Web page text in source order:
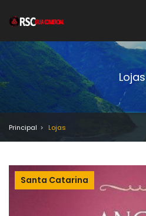
Lojas
Principal Lojas
Santa Catarina